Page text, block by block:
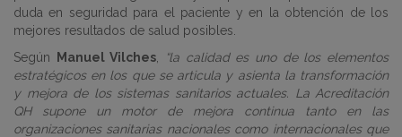
duda en seguridad para el paciente y en la obtención de los
mejores resultados de salud posibles.
Según
Manuel Vilches
“la calidad es uno de los elementos
estratégicos en los que se articula y asienta la transformación
y mejora de los sistemas sanitarios actuales. La Acreditación
QH supone un motor de mejora continua tanto en las
organizaciones sanitarias nacionales como internacionales que